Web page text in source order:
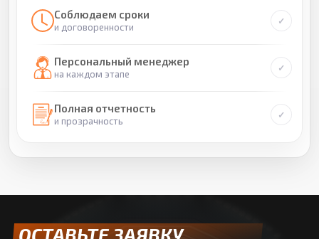
Соблюдаем сроки
и договоренности
Персональный менеджер
на каждом этапе
Полная отчетность
и прозрачность
ОСТАВЬТЕ ЗАЯВКУ